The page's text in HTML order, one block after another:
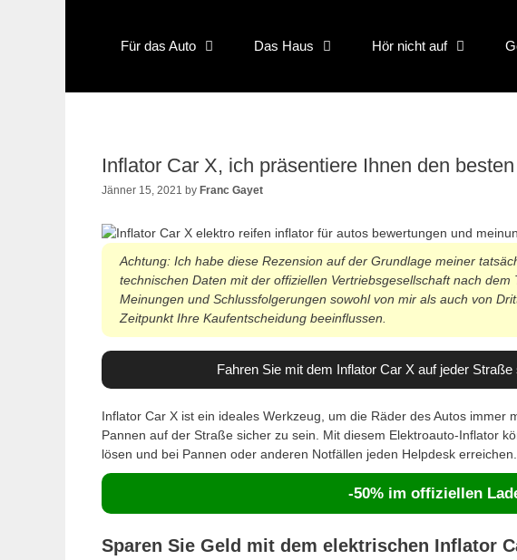
Für das Auto Das Haus Hör nicht auf
Inflator Car X, ich präsentiere Ihnen den
Jänner 15, 2021 by Franc Gayet
Achtung: Ich habe diese Rezension auf der Grundlage meiner
technischen Daten mit der offiziellen Vertriebsgesellschaft nach
Meinungen und Schlussfolgerungen sowohl von mir als auch von
Zeitpunkt Ihre Kaufentscheidung beeinflussen.
Fahren Sie mit dem Inflator Car X auf jeder
Inflator Car X ist ein ideales Werkzeug, um die Räder des Autos immer
Pannen auf der Straße sicher zu sein. Mit diesem Elektroauto-Inflator
lösen und bei Pannen oder anderen Notfällen jeden Helpdesk erreichen.
-50% im offiziellen
Sparen Sie Geld mit dem elektrischen Inflator